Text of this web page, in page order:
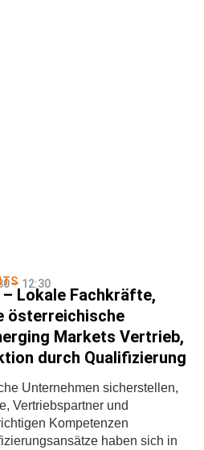
– 12:30
Lokale Fachkräfte,
österreichische
Markets Vertrieb,
durch Qualifizierung
Unternehmen sicherstellen,
Vertriebspartner und
Kompetenzen
haben sich in